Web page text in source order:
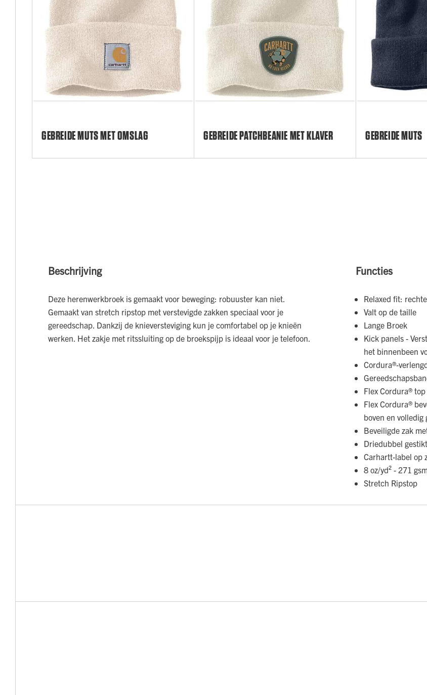
GEBREIDE MUTS MET OMSLAG GEBREIDE PATCHBEANIE MET KLAVER GEBREIDE MUTS
Beschrijving
Deze herenwerkbroek is gemaakt voor beweging: robuuster kan niet.
Gemaakt van stretch ripstop met verstevigde zakken speciaal voor je
gereedschap. Dankzij de knieversteviging kun je comfortabel op je knieën
werken. Het zakje met ritssluiting op de broekspijp is ideaal voor je telefoon.
Functies
Relaxed fit:
Valt op de taille
Lange Broek
Kick panels -
het binnenbeen
Cordura®-
Flex Cordura®
Flex Cordura®
boven en
Beveiligde zak
Driedubbel
Carhartt-label op
8 oz/yd² - 271
Stretch Ripstop